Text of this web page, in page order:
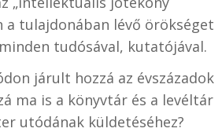
a tulajdonában lévő örökséget
tudósával, kutatójával.
járult hozzá az évszázadok
ma is a könyvtár és a levéltár
utódának küldetéséhez?